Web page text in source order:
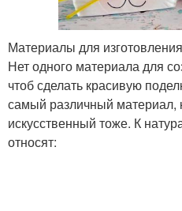
Материалы для
Нет одного материала для
чтоб сделать красивую
самый различный материал,
искусственный тоже. К
относят: